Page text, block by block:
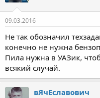
09.03.2016
Не так обозначил
конечно не нужна
Пила нужна в УАЗик,
всякий случай.
вЯчЕславович